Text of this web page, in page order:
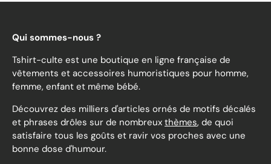
Qui sommes-nous ?
Tshirt-culte est une boutique en ligne française de
vêtements et accessoires humoristiques pour homme,
femme, enfant et même bébé.
Découvrez des milliers d'articles ornés de motifs décalés
et phrases drôles sur de nombreux thèmes, de quoi
satisfaire tous les goûts et ravir vos proches avec une
bonne dose d'humour.